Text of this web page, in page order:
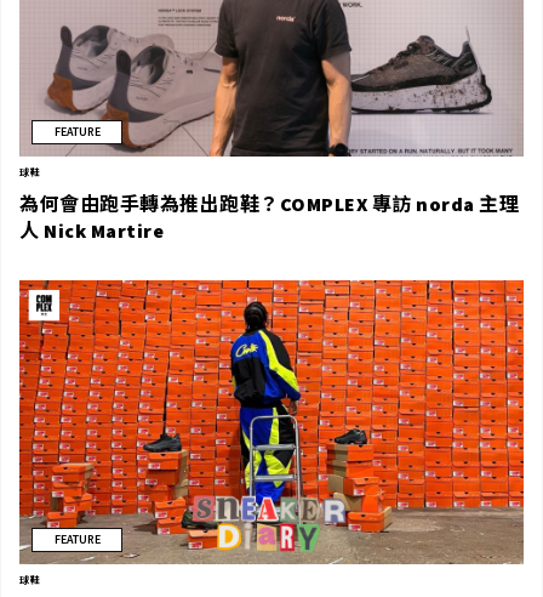
FEATURE
球鞋
為何會由跑手轉為推出跑鞋？COMPLEX 專訪 norda 主理
人 Nick Martire
FEATURE
球鞋